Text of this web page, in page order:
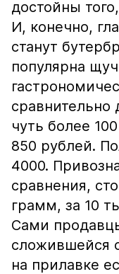
достойны
И, конечно,
станут
популярна
сравнительно
чуть более
850 рублей.
4000.
сравнения,
грамм, за 10
Сами
сложившейся
на прилавке